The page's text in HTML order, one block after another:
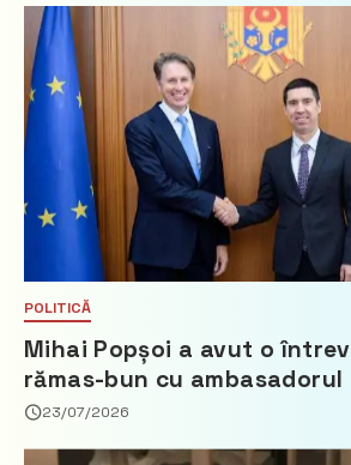
POLITICĂ
Mihai Popșoi a avut o
rămas-bun cu ambasadorul
Țărilor de Jos, Fred Duijn
23/07/2026